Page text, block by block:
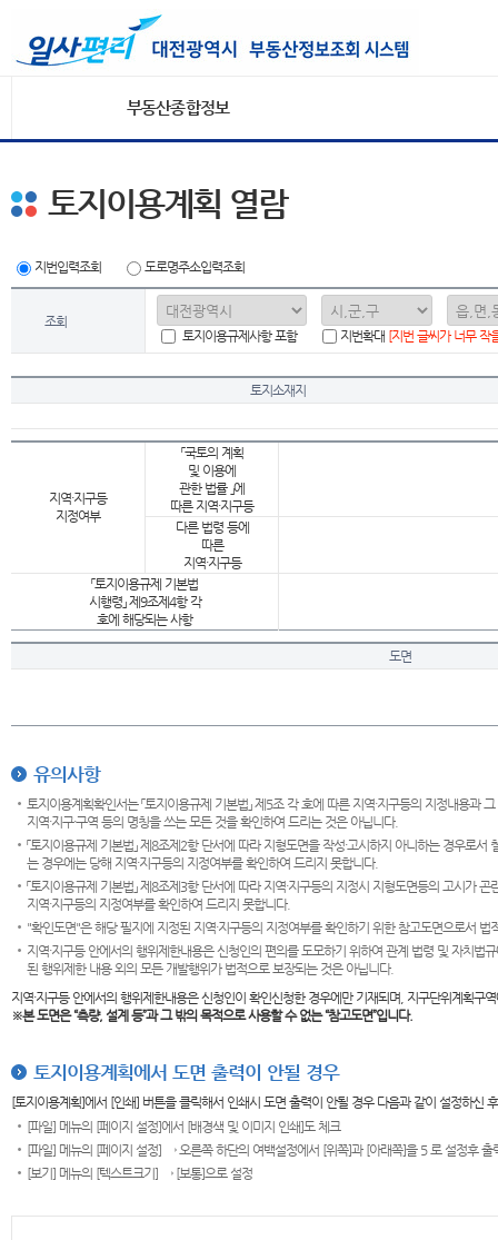
부동산종합정보
토지이용계획 열람
지번입력조회 도로명주소입력조회
조회
토지이용규제사항 포함
지번확대 [지번 글씨가 너무 작
토지소재지
지역·지구등
지정여부
「국토의 계획
및 이용에
관한 법률 」에
따른 지역·지구등
다른 법령 등에
따른
지역·지구등
「토지이용규제 기본법
시행령」 제9조제4항 각
호에 해당되는 사항
도면
유의사항
토지이용계획확인서는 「토지이용규제 기본법」 제5조 각 호에 따른 지역·지구등의 지정내용
지역·지구·구역 등의 명칭을 쓰는 모든 것을 확인하여 드리는 것은 아닙니다.
「토지이용규제 기본법」 제8조제2항 단서에 따라 지형도면을 작성·고시하지 아니하는 경우로
는 경우에는 당해 지역·지구등의 지정여부를 확인하여 드리지 못합니다.
「토지이용규제 기본법」 제8조제3항 단서에 따라 지역·지구등의 지정시 지형도면등의 고시가
지역·지구등의 지정여부를 확인하여 드리지 못합니다.
"확인도면"은 해당 필지에 지정된 지역·지구등의 지정여부를 확인하기 위한 참고도면으로서
지역·지구등 안에서의 행위제한내용은 신청인의 편의를 도모하기 위하여 관계 법령 및 자치
된 행위제한 내용 외의 모든 개발행위가 법적으로 보장되는 것은 아닙니다.
지역·지구등 안에서의 행위제한내용은 신청인이 확인신청한 경우에만 기재되며, 지구단위계획
※본 도면은“측량, 설계 등”과 그 밖의 목적으로 사용할 수 없는 “참고도면”입니다.
토지이용계획에서 도면 출력이 안될 경우
[토지이용계획]에서 [인쇄] 버튼을 클릭해서 인쇄시 도면 출력이 안될 경우 다음과 같이 설정하신
[파일] 메뉴의 [페이지 설정]에서 [배경색 및 이미지 인쇄]도 체크
[파일] 메뉴의 [페이지 설정] → 오른쪽 하단의 여백설정에서 [위쪽]과 [아래쪽]을 5 로 설정후 출
[보기] 메뉴의 [텍스트크기] → [보통]으로 설정